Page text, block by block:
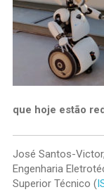
que hoje estão
José Santos-
Engenharia
Superior Técnico (